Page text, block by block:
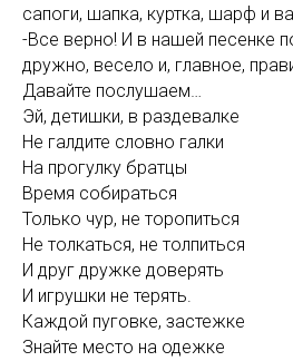
сапоги, шапка, куртка, шарф и
-Все верно! И в нашей песенке
дружно, весело и, главное,
Давайте послушаем…
Эй, детишки, в раздевалке
Не галдите словно галки
На прогулку братцы
Время собираться
Только чур, не торопиться
Не толкаться, не толпиться
И друг дружке доверять
И игрушки не терять.
Каждой пуговке, застежке
Знайте место на одежке